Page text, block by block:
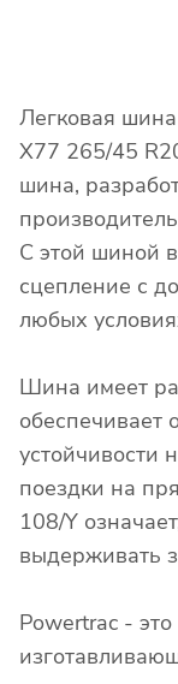
Легковая
X77 265/45
шина,
С этой шиной
сцепление с
любых
Шина имеет
обеспечивает
устойчивости
поездки на
108/Y
выдерживать
Powertrac -